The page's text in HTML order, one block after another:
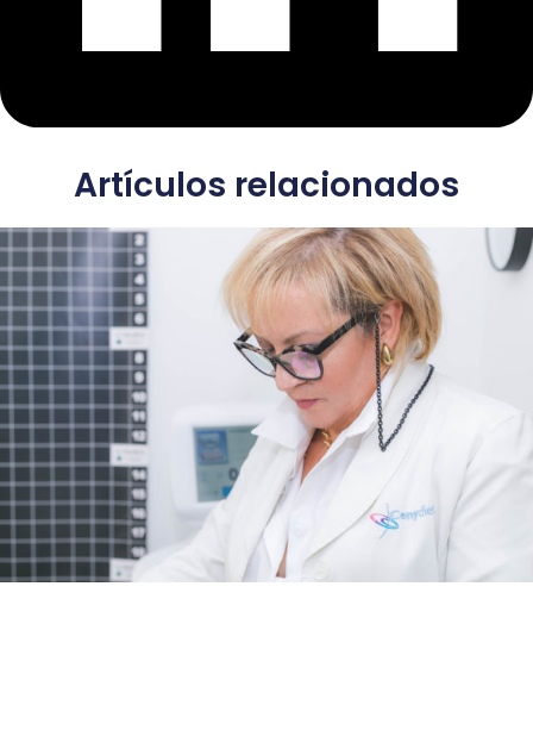
Artículos relacionados